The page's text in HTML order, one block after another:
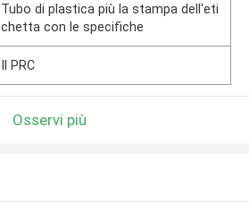
Tubo di plastica più la stampa dell'eti
chetta con le specifiche
Il PRC
Osservi più